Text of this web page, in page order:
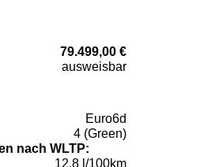
79.499,00 €
ausweisbar
Euro6d
4 (Green)
nach WLTP:
12,8 l/100km